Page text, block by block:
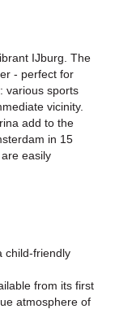
IJburg. The
- perfect for
various sports
vicinity.
add to the
in 15
easily
child-friendly
from its first
atmosphere of